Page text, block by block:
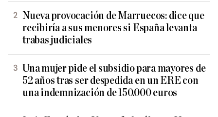
Nueva provocación de Marruecos: dice que
recibiría a sus menores si España levanta
trabas judiciales
Una mujer pide el subsidio para mayores de
52 años tras ser despedida en un ERE con
una indemnización de 150.000 euros